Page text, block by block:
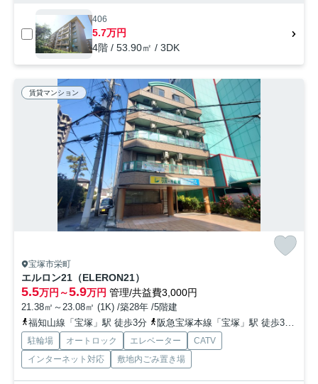
406
5.7万円
4階 / 53.90㎡ / 3DK
賃貸マンション
宝塚市栄町
エルロン21（ELERON21）
5.5万円～5.9万円 管理/共益費3,000円
21.38㎡～23.08㎡ (1K) /築28年 /5階建
福知山線「宝塚」駅 徒歩3分
阪急宝塚本線「宝塚」駅 徒歩3分
駐輪場 オートロック エレベーター
CATV
インターネット対応
敷地内ごみ置き場